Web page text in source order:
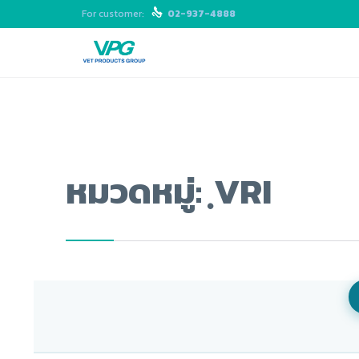
For customer:  02-937-4888
หมวดหมู่:ฺVRI